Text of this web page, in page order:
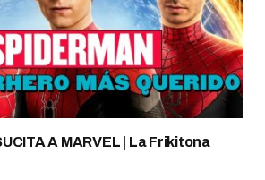
A MARVEL | La Frikitona